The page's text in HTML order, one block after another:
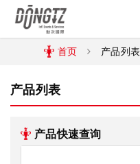
首页 产品列表
产品列表
产品快速查询